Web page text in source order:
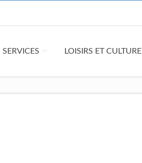
SERVICES LOISIRS ET CULTURE